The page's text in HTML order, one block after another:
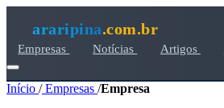
araripina.com.br
Empresas Notícias Artigos
Início /Empresas /Empresa